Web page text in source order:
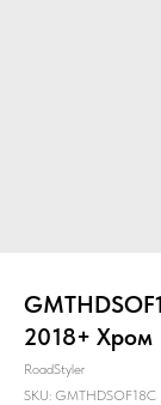
2018+ Хром
RoadStyler
SKU: GMTHDSOF18C